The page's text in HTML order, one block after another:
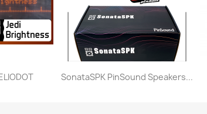
SonataSPK PinSound Speakers...